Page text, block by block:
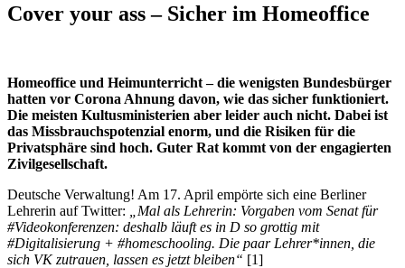
Cover your ass – Sicher im Homeoffice
Homeoffice und Heimunterricht – die wenigsten Bundesbürger
hatten vor Corona Ahnung davon, wie das sicher funktioniert.
Die meisten Kultusministerien aber leider auch nicht. ­Dabei ist
das Missbrauchspotenzial enorm, und die Risiken für die
Privatsphäre sind hoch. Guter Rat kommt von der engagierten
Zivilgesellschaft.
Deutsche Verwaltung! Am 17. April empörte sich eine Berliner
Lehrerin auf Twitter:
„Mal als Lehrerin: Vorgaben vom Senat für
#Videokonferenzen: deshalb läuft es in D so grottig mit
#Digitalisierung + #homeschooling. Die paar Lehrer*innen, die
sich VK zutrauen, lassen es jetzt bleiben“ [1]